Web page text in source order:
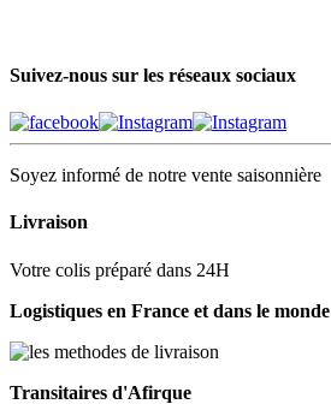
Suivez-nous sur les réseaux sociaux
Soyez informé de notre vente saisonnière
Livraison
Votre colis préparé dans 24H
Logistiques en France et dans le monde
Transitaires d'Afirque